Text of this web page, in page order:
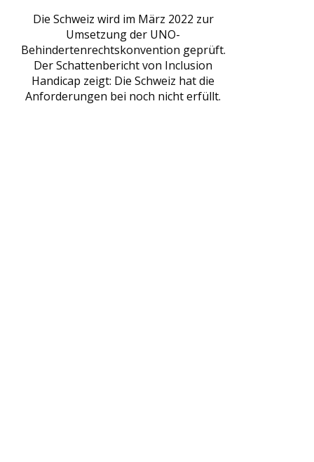
Die Schweiz wird im März 2022 zur
Umsetzung der UNO-
Behindertenrechtskonvention geprüft.
Der Schattenbericht von Inclusion
Handicap zeigt: Die Schweiz hat die
Anforderungen bei noch nicht erfüllt.